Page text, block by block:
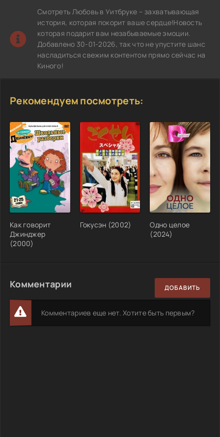
Смотреть Любовь в Уитбруке – захватывающая
история, которая покорит ваше сердце!Новость
которая подарит вам незабываемые эмоции.
Добавлено 30-01-2026, так что не упустите шанс
насладиться свежим контентом прямо сейчас на
Киного!
Рекомендуем посмотреть:
Как говорит
Джинджер
(2000)
Гокусэн (2002)
Одно целое
(2024)
Комментарии ДОБАВИТЬ
Комментариев еще нет. Хотите быть первым?